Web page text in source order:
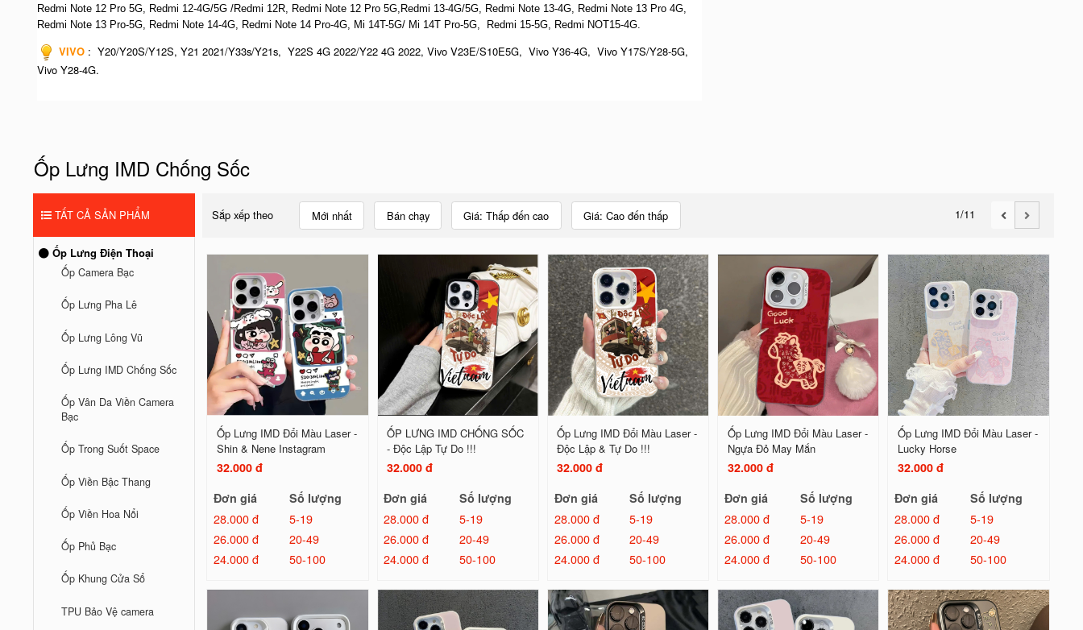
Redmi Note 12 Pro 5G, Redmi 12-4G/5G /Redmi 12R, Redmi Note 12 Pro 5G,Redmi 13-4G/5G, Redmi Note 13-4G, Redmi Note 13 Pro 4G,
Redmi Note 13 Pro-5G, Redmi Note 14-4G, Redmi Note 14 Pro-4G, Mi 14T-5G/ Mi 14T Pro-5G, Redmi 15-5G, Redmi NOT15-4G.
VIVO : Y20/Y20S/Y12S, Y21 2021/Y33s/Y21s, Y22S 4G 2022/Y22 4G 2022, Vivo V23E/S10E5G, Vivo Y36-4G, Vivo Y17S/Y28-5G,
Vivo Y28-4G.
Ốp Lưng IMD Chống Sốc
TẤT CẢ SẢN PHẨM
Ốp Lưng Điện Thoại
Ốp Camera Bạc
Ốp Lưng Pha Lê
Ốp Lưng Lông Vũ
Ốp Lưng IMD Chống Sốc
Ốp Vân Da Viền Camera
Bạc
Ốp Trong Suốt Space
Ốp Viền Bậc Thang
Ốp Viền Hoa Nổi
Ốp Phủ Bạc
Ốp Khung Cửa Sổ
TPU Bảo Vệ camera
Sắp xếp theo Mới nhất Bán chạy Giá: Thấp đến cao Giá: Cao đến thấp 1/11
Ốp Lưng IMD Đổi Màu Laser -
Shin & Nene Instagram
32.000 đ
Đơn giá
Số lượng
28.000 đ
5-19
26.000 đ
20-49
24.000 đ
50-100
ỐP LƯNG IMD CHỐNG SỐC
- Độc Lập Tự Do !!!
32.000 đ
Đơn giá
Số lượng
28.000 đ
5-19
26.000 đ
20-49
24.000 đ
50-100
Ốp Lưng IMD Đổi Màu Laser -
Độc Lập & Tự Do !!!
32.000 đ
Đơn giá
Số lượng
28.000 đ
5-19
26.000 đ
20-49
24.000 đ
50-100
Ốp Lưng IMD Đổi Màu Laser -
Ngựa Đỏ May Mắn
32.000 đ
Đơn giá
Số lượng
28.000 đ
5-19
26.000 đ
20-49
24.000 đ
50-100
Ốp Lưng IMD Đổi Màu Laser -
Lucky Horse
32.000 đ
Đơn giá
Số lượng
28.000 đ
5-19
26.000 đ
20-49
24.000 đ
50-100